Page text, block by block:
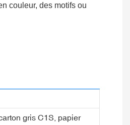
couleur, des motifs ou
gris C1S, papier